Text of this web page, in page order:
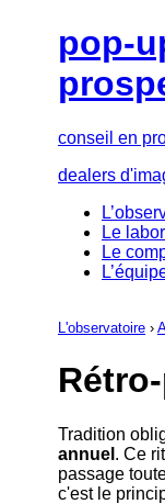
pop-
conseil en
dealers
Le
Le
L'observatoire ›
Tradition
annuel . Ce
passage
c'est le